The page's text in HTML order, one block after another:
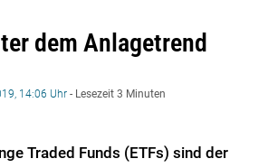
dem Anlagetrend
14:06 Uhr - Lesezeit 3 Minuten
Traded Funds (ETFs) sind der